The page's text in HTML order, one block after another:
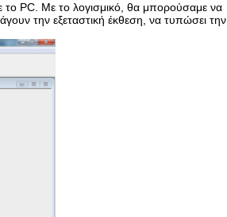
το PC. Με το λογισμικό, θα μπορούσαμε να
την εξεταστική έκθεση, να τυπώσει την